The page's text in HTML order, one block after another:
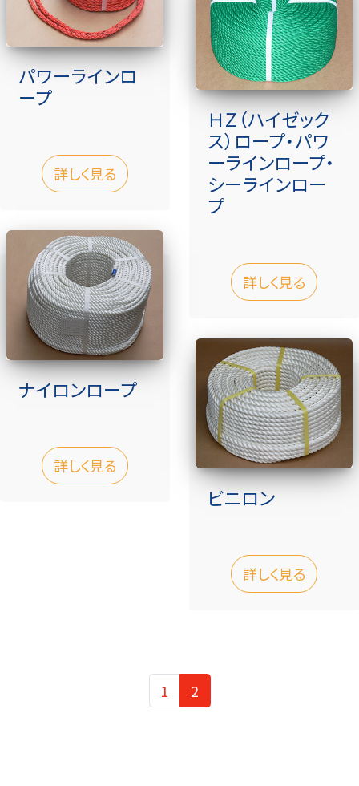
パワーラインロ
ープ
詳しく見る
ＨＺ（ハイゼック
ス）ロープ・パワ
ーラインロープ・
シーラインロー
プ
詳しく見る
ナイロンロープ
詳しく見る
ビニロン
詳しく見る
1 2